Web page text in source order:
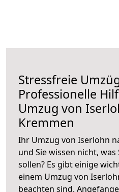
Stressfreie
Professionelle
Umzug von
Kremmen
Ihr Umzug von Iserlohn
und Sie wissen nicht,
sollen? Es gibt einige
einem Umzug von
beachten sind.